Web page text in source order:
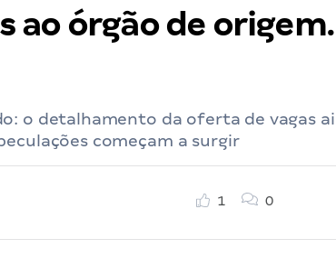
ao órgão de origem.
o detalhamento da oferta de vagas
começam a surgir
1 0